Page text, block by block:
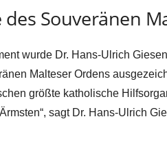
Souveränen
wurde Dr. Hans-Ulrich
Malteser Ordens
größte katholische
sagt Dr. Hans-Ulrich